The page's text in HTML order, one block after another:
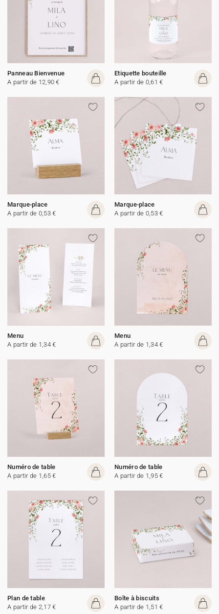
Panneau Bienvenue
A partir de 12,90 €
Etiquette bouteille
A partir de 0,61 €
Marque-place
A partir de 0,53 €
Marque-place
A partir de 0,53 €
Menu
A partir de 1,34 €
Menu
A partir de 1,34 €
Numéro de table
A partir de 1,65 €
Numéro de table
A partir de 1,95 €
Plan de table
A partir de 2,17 €
Boîte à biscuits
A partir de 1,51 €